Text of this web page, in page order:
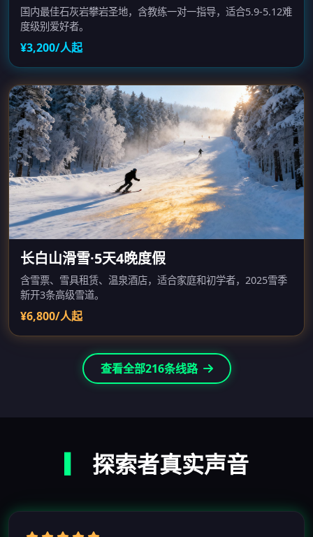
国内最佳石灰岩攀岩圣地，含教练一对一指导，适合5.9-5.12难
度级别爱好者。
¥3,200/人起
长白山滑雪·5天4晚度假
含雪票、雪具租赁、温泉酒店，适合家庭和初学者，2025雪季
新开3条高级雪道。
¥6,800/人起
查看全部216条线路
探索者真实声音